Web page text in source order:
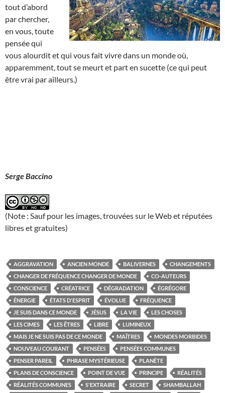
tout d’abord
par chercher,
en vous, toute
pensée qui
vous alourdit et qui vous fait vivre dans un monde où,
apparemment, tout se meurt et part en sucette (ce qui peut
être vrai par ailleurs.)
Serge Baccino
(Note : Sauf pour les images, trouvées sur le Web et réputées
libres et gratuites)
AGGRAVATION ANCIEN MONDE BALIVERNES
CHANGEMENTS
CHANGER DE FRÉQUENCE CHANGER DE MONDE
CO-AUTEURS
CONSCIENCE
CRÉATRICE DÉGRADATION
ÉGRÉGORE
ÉNERGIE
ÉTATS D'ESPRIT ÉVOLUE
FRÉQUENCE
JE SUIS DANS CE MONDE
JÉSUS LA VIE
LES CHOSES
LES CIMES
LES ÊTRES LIBRE
LUMINEUX
MAIS JE NE SUIS PAS DE CE MONDE
MAÎTRES
MONDES MORBIDES
NOUVEAU COURANT
PENSÉES
PENSÉES COMMUNES
PENSER PAREIL
PHRASE MYSTÉRIEUSE
PLANÈTE
PLANS DE CONSCIENCE
POINT DE VUE PRINCIPE
RÉALITÉS
RÉALITÉS COMMUNES
S'EXTRAIRE SECRET SHAMBALLAH